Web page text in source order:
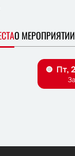
О МЕРОПРИЯТИИ